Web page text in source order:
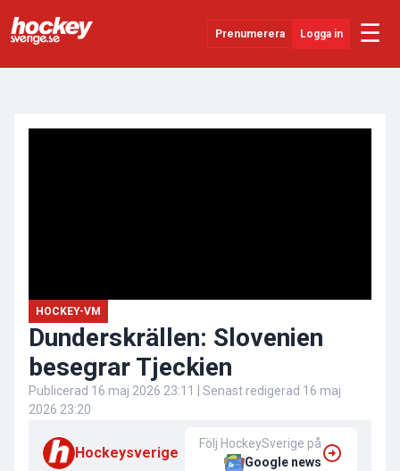
Prenumerera Logga in ☰
HOCKEY-VM
Dunderskrällen: Slovenien
besegrar Tjeckien
Publicerad 16 maj 2026 23:11 | Senast redigerad 16 maj
2026 23:20
Hockeysverige
Följ HockeySverige på
Google news